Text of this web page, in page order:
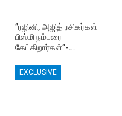
”ரஜினி, அஜித் ரசிகர்கள்
பிஸ்மி நம்பரை
கேட்கிறார்கள்”-…
EXCLUSIVE